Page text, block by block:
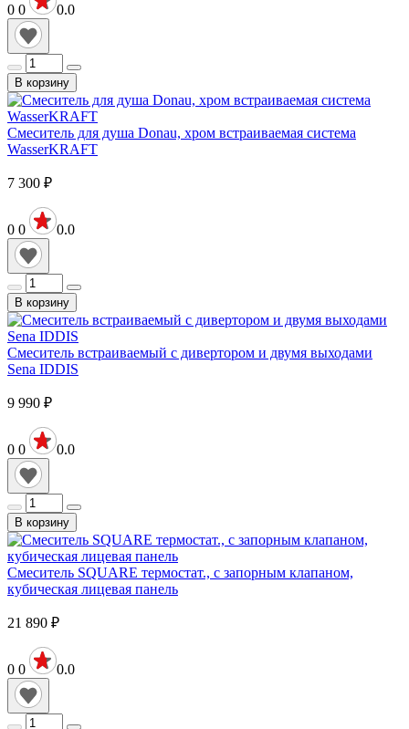
0 0 0.0
В корзину
Смеситель для душа Donau, хром встраиваемая система
WasserKRAFT
7 300 ₽
0 0 0.0
В корзину
Смеситель встраиваемый с дивертором и двумя выходами
Sena IDDIS
9 990 ₽
0 0 0.0
В корзину
Смеситель SQUARE термостат., с запорным клапаном,
кубическая лицевая панель
21 890 ₽
0 0 0.0